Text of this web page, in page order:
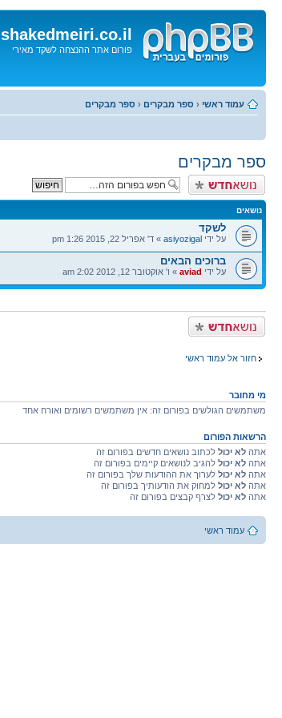
shakedmeiri.co.il
פורום אתר ההנצחה לשקד מאירי
לתוכן
עמוד ראשי ‹ ספר מבקרים ‹ ספר מבקרים
ספר מבקרים
פרסם נושא חדש
נושאים
לשקד
על ידי asiyozigal » ד' אפריל 22, 2015 1:26 pm
ברוכים הבאים
על ידי aviad » ו' אוקטובר 12, 2012 2:02 am
פרסם נושא חדש
חזור אל עמוד ראשי
מי מחובר
משתמשים הגולשים בפורום זה: אין משתמשים רשומים ואורח אחד
הרשאות הפורום
אתה לא יכול לכתוב נושאים חדשים בפורום זה
אתה לא יכול להגיב לנושאים קיימים בפורום זה
אתה לא יכול לערוך את ההודעות שלך בפורום זה
אתה לא יכול למחוק את הודעותיך בפורום זה
אתה לא יכול לצרף קבצים בפורום זה
עמוד ראשי